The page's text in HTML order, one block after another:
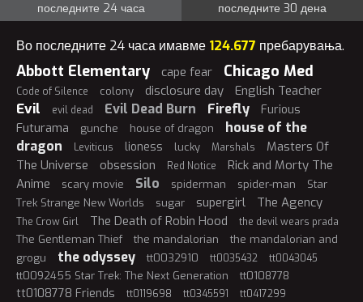
последните 24 часа последните 30 дена
Во последните 24 часа имавме 124.677 пребарувања.
Abbott Elementary cape fear Chicago Med
Code of Silence colony disclosure day English Teacher
Evil evil dead Evil Dead Burn Firefly Furious
Futurama gunche house of dragon
house of the
dragon
Leviticus lioness lucky Marshals
Masters Of
The Universe
obsession Red Notice
Rick and Morty The
Anime
scary movie Silo spiderman spider-man
Star
Trek Strange New Worlds
sugar supergirl The Agency
The Crow Girl The Death of Robin Hood the devil wears prada
The Gentleman Thief the mandalorian
the mandalorian and
grogu
the odyssey tt0032910 tt0035432 tt0043045
tt0092455 Star Trek: The Next Generation tt0108778
tt0108778 Friends tt0119698 tt0345591 tt0417299